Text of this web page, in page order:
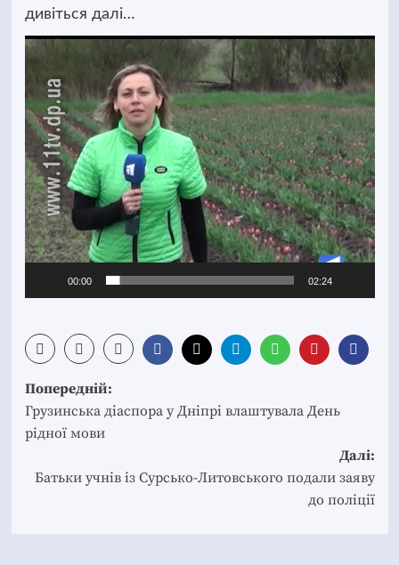
дивіться далі…
Відеопрогравач
00:00 02:24
Post
navigation
Попередній:
Грузинська діаспора у Дніпрі влаштувала День
рідної мови
Далі:
Батьки учнів із Сурсько-Литовського подали заяву
до поліції